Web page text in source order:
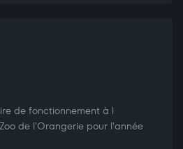
de fonctionnement à l
de l'Orangerie pour l'année